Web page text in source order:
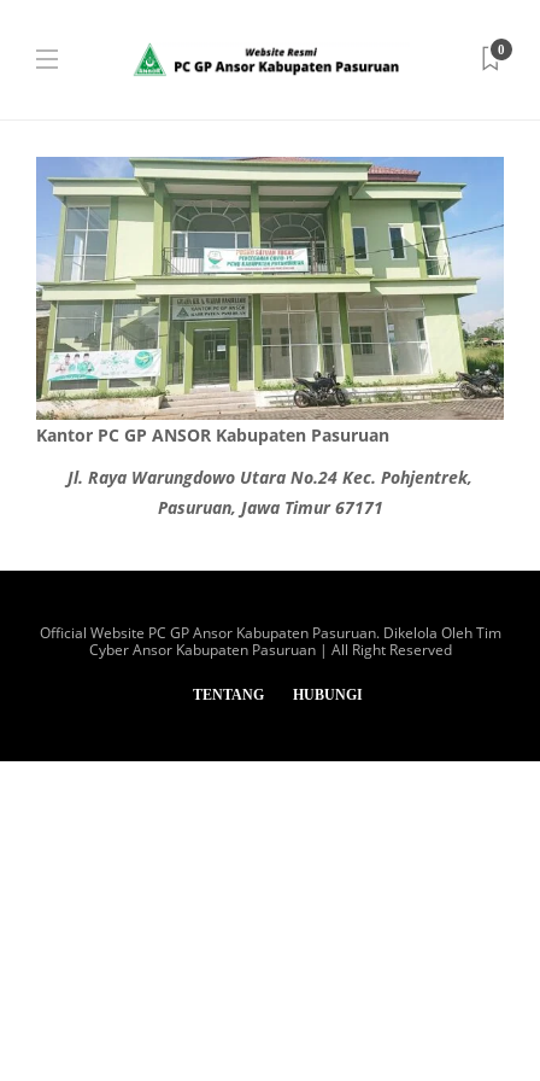
0
Kantor PC GP ANSOR Kabupaten Pasuruan
Jl. Raya Warungdowo Utara No.24 Kec. Pohjentrek,
Pasuruan, Jawa Timur 67171
Official Website PC GP Ansor Kabupaten Pasuruan. Dikelola Oleh Tim
Cyber Ansor Kabupaten Pasuruan | All Right Reserved
TENTANG HUBUNGI